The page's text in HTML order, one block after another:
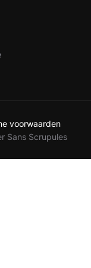
voorwaarden
Sans Scrupules